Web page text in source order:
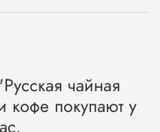
чайная
кофе покупают у